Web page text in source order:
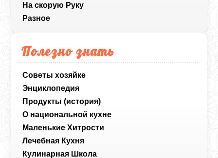
На скорую Руку
Разное
Полезно знать
Советы хозяйке
Энциклопедия
Продукты (история)
О национальной кухне
Маленькие Хитрости
Лечебная Кухня
Кулинарная Школа